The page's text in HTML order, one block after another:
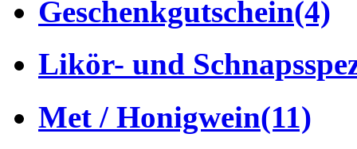
Geschenkgutschein(4)
Likör- und
Met / Honigwein(11)